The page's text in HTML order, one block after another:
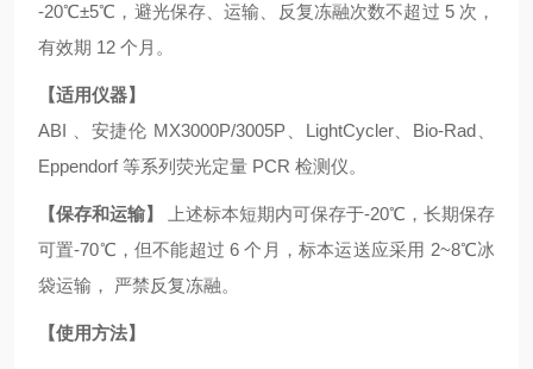
-20℃±5℃，避光保存、运输、反复冻融次数不超过 5 次，
有效期 12 个月。
【适用仪器】
ABI 、安捷伦 MX3000P/3005P、LightCycler、Bio-Rad、
Eppendorf 等系列荧光定量 PCR 检测仪。
【保存和运输】 上述标本短期内可保存于-20℃，长期保存
可置-70℃，但不能超过 6 个月，标本运送应采用 2~8℃冰
袋运输， 严禁反复冻融。
【使用方法】